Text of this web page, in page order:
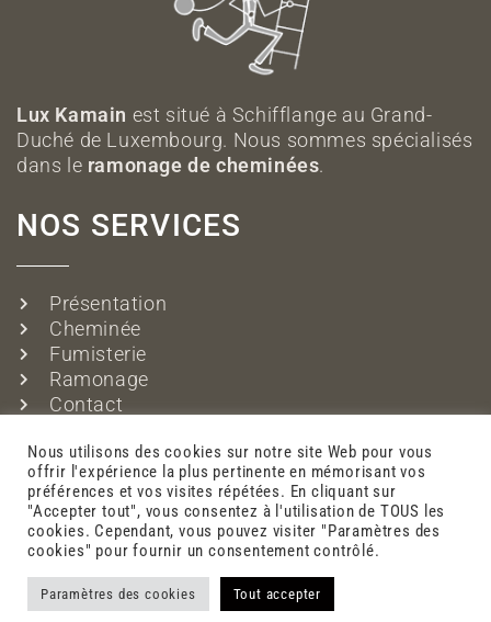
Lux Kamain est situé à Schifflange au Grand-
Duché de Luxembourg. Nous sommes spécialisés
dans le ramonage de cheminées.
NOS SERVICES
Présentation
Cheminée
Fumisterie
Ramonage
Contact
© 2026 - Lux Kamain. Tous droits réservés. Design by
Communication-Mentions légales
Nous utilisons des cookies sur notre site Web pour vous
offrir l'expérience la plus pertinente en mémorisant vos
préférences et vos visites répétées. En cliquant sur
"Accepter tout", vous consentez à l'utilisation de TOUS les
cookies. Cependant, vous pouvez visiter "Paramètres des
cookies" pour fournir un consentement contrôlé.
Paramètres des cookies Tout accepter